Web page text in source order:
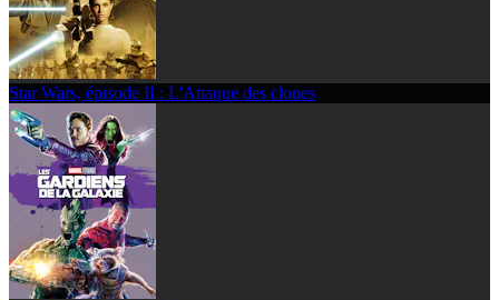
Star Wars, épisode II : L'Attaque des clones